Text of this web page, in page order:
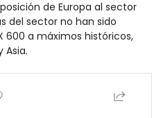
de Europa al sector
del sector no han sido
600 a máximos históricos,
Asia.
entre EE. UU. e Irán,